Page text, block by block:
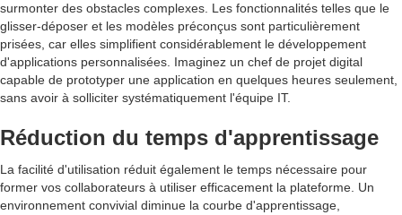
surmonter des obstacles complexes. Les fonctionnalités telles que le
glisser-déposer et les modèles préconçus sont particulièrement
prisées, car elles simplifient considérablement le développement
d'applications personnalisées. Imaginez un chef de projet digital
capable de prototyper une application en quelques heures seulement,
sans avoir à solliciter systématiquement l'équipe IT.
Réduction du temps d'apprentissage
La facilité d'utilisation réduit également le temps nécessaire pour
former vos collaborateurs à utiliser efficacement la plateforme. Un
environnement convivial diminue la courbe d'apprentissage,